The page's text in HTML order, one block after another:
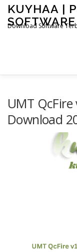
Skip
content
KUYHAA |
Download Software
OTHER PAGES
UMT QcFire
Download